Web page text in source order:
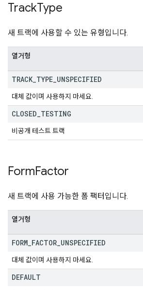
TrackType
새 트랙에 사용할 수 있는 유형입니다.
열거형
TRACK TYPE UNSPECIFIED
대체 값이며 사용하지 마세요.
CLOSED TESTING
비공개 테스트 트랙
FormFactor
새 트랙에 사용 가능한 폼 팩터입니다.
열거형
FORM FACTOR UNSPECIFIED
대체 값이며 사용하지 마세요.
DEFAULT